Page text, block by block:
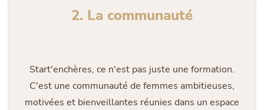
2. La communauté
Start'enchères, ce n'est pas juste une formation.
C'est une communauté de femmes ambitieuses,
motivées et bienveillantes réunies dans un espace